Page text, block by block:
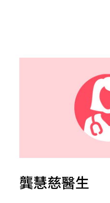
龔慧慈醫生